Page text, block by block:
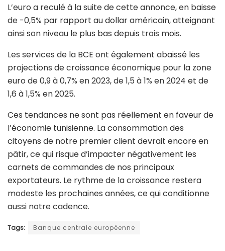
L’euro a reculé à la suite de cette annonce, en baisse
de -0,5% par rapport au dollar américain, atteignant
ainsi son niveau le plus bas depuis trois mois.
Les services de la BCE ont également abaissé les
projections de croissance économique pour la zone
euro de 0,9 à 0,7% en 2023, de 1,5 à 1% en 2024 et de
1,6 à 1,5% en 2025.
Ces tendances ne sont pas réellement en faveur de
l’économie tunisienne. La consommation des
citoyens de notre premier client devrait encore en
pâtir, ce qui risque d’impacter négativement les
carnets de commandes de nos principaux
exportateurs. Le rythme de la croissance restera
modeste les prochaines années, ce qui conditionne
aussi notre cadence.
Tags: Banque centrale européenne